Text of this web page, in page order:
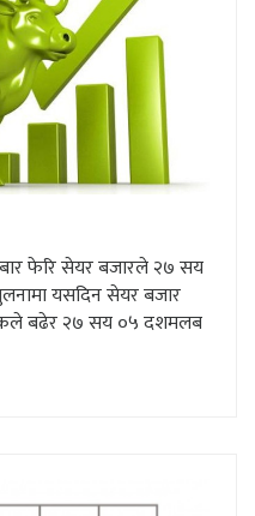
फेरि सेयर बजारले २७ सय
यसदिन सेयर बजार
बढेर २७ सय ०५ दशमलब